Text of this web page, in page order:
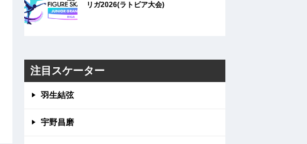
リガ2026(ラトビア大会)
注目スケーター
羽生結弦
宇野昌磨